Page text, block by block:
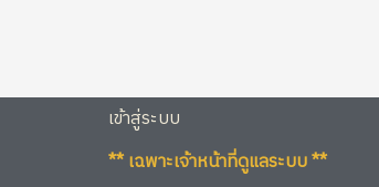
เข้าสู่ระบบ
** เฉพาะเจ้าหน้าที่ดูแลระบบ **